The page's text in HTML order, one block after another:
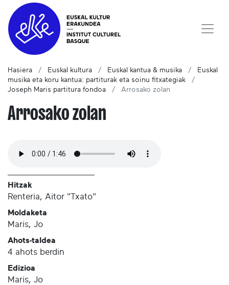
Hasiera Euskal kultura Euskal kantua & musika
Euskal
musika eta koru kantua: partiturak eta soinu fitxategiak
Joseph Maris partitura fondoa
Arrosako zolan
Arrosako zolan
Hitzak
Renteria, Aitor "Txato"
Moldaketa
Maris, Jo
Ahots-taldea
4 ahots berdin
Edizioa
Maris, Jo